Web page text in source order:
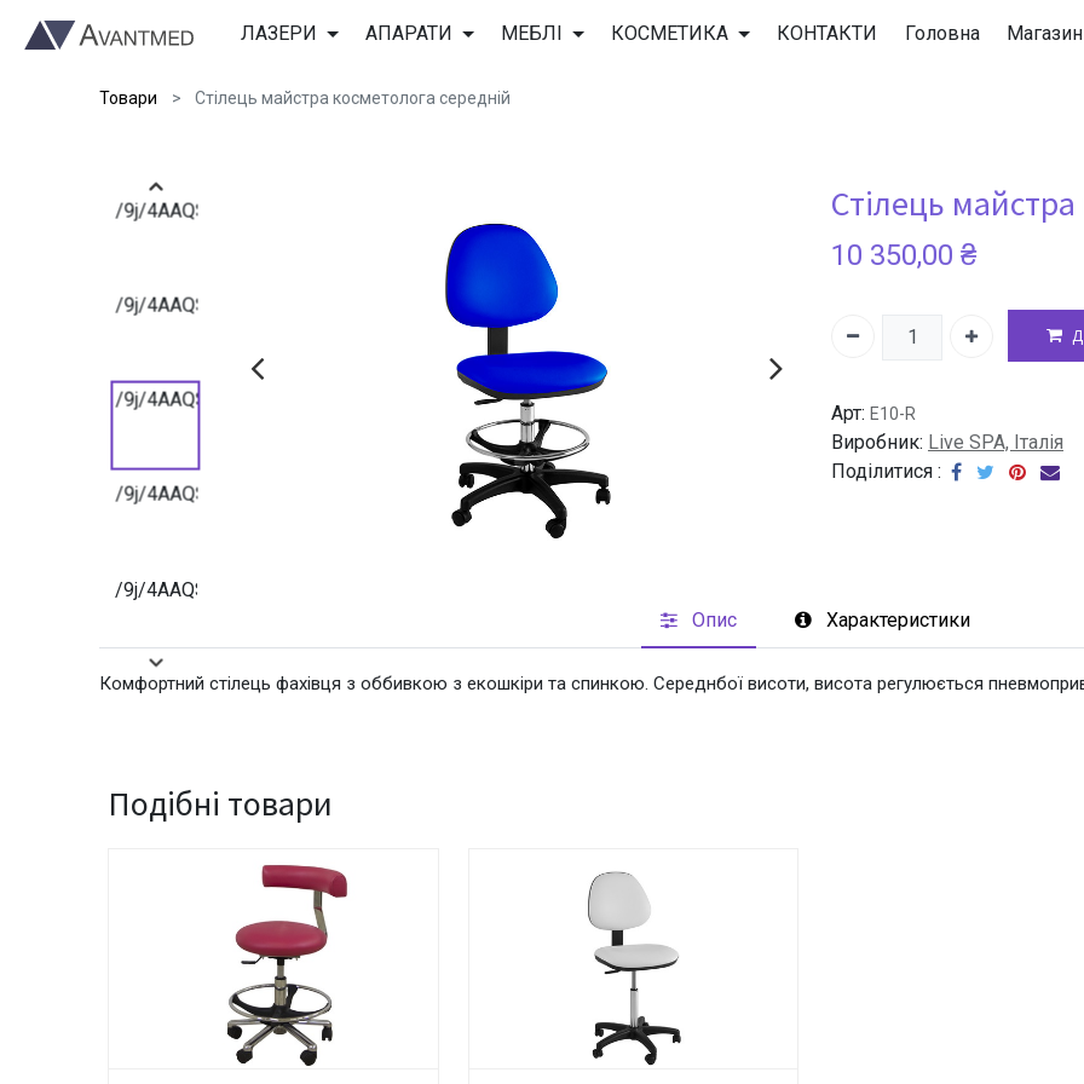
ЛАЗЕРИ АПАРАТИ МЕБЛІ КОСМЕТИКА КОНТАКТИ Головна Магазин
Товари Стілець майстра косметолога середній
/9j/4AAQSkZJRgABAQAAAQABAAD/
/9j/4AAQSkZJRgABAQAAAQABAAD/
/9j/4AAQSkZJRgABAQAAAQABAAD/
/9j/4AAQSkZJRgABAQAAAQABAAD/
/9j/4AAQSkZJRgABAQAAAQABAAD/
/9j/4AAQSkZJRgABAQAAAQABAAD/
/9j/4AAQSkZJRgABAQAAAQABAAD/
/9j/4AAQSkZJRgABAQAAAQABAAD/
/9j/4AAQSkZJRgABAQAAAQABAAD/
/9j/4AAQSkZJRgABAQAAAQABAAD/
Стілець
10 350,00 ₴
Арт: E10-R
Виробник: Live SPA, Італія
Поділитися :
Опис Характеристики
Комфортний стілець фахівця з оббивкою з екошкіри та спинкою. Середнбої висоти, висота регулюється
Подібні товари